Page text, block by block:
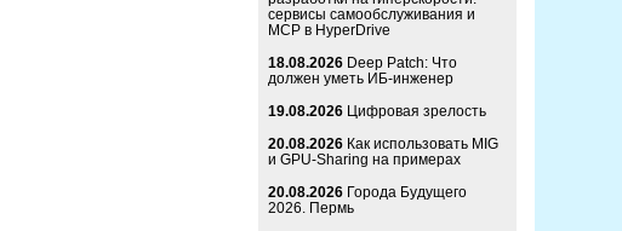
сервисы самообслуживания и
MCP в HyperDrive
18.08.2026 Deep Patch: Что
должен уметь ИБ-инженер
19.08.2026 Цифровая зрелость
20.08.2026 Как использовать MIG
и GPU-Sharing на примерах
20.08.2026 Города Будущего
2026. Пермь